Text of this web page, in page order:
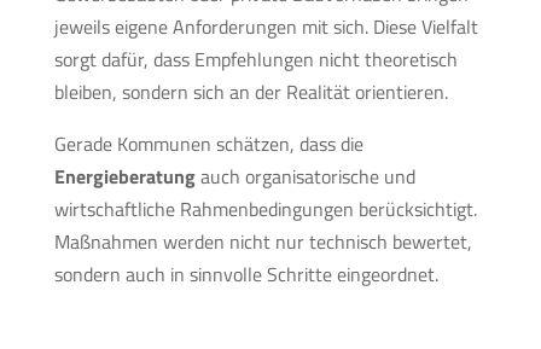
jeweils eigene Anforderungen mit sich. Diese Vielfalt
sorgt dafür, dass Empfehlungen nicht theoretisch
bleiben, sondern sich an der Realität orientieren.
Gerade Kommunen schätzen, dass die
Energieberatungauch organisatorische und
wirtschaftliche Rahmenbedingungen berücksichtigt.
Maßnahmen werden nicht nur technisch bewertet,
sondern auch in sinnvolle Schritte eingeordnet.